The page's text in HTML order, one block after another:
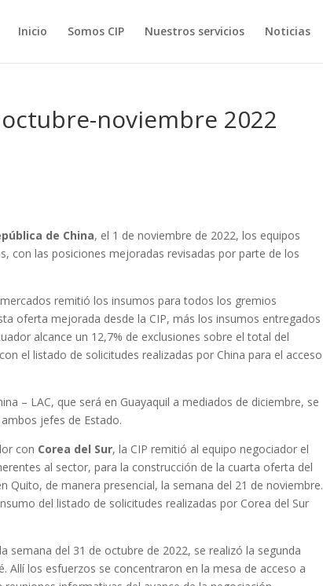
Inicio Somos CIP Nuestros servicios Noticias
noviembre 2022
de China, el 1 de noviembre de 2022, los equipos
con las posiciones mejoradas revisadas por parte de los
remitió los insumos para todos los gremios
oferta mejorada desde la CIP, más los insumos entregados
alcance un 12,7% de exclusiones sobre el total del
el listado de solicitudes realizadas por China para el acceso
– LAC, que será en Guayaquil a mediados de diciembre, se
jefes de Estado.
con Corea del Sur, la CIP remitió al equipo negociador el
al sector, para la construcción de la cuarta oferta del
Quito, de manera presencial, la semana del 21 de noviembre.
del listado de solicitudes realizadas por Corea del Sur
semana del 31 de octubre de 2022, se realizó la segunda
Allí los esfuerzos se concentraron en la mesa de acceso a